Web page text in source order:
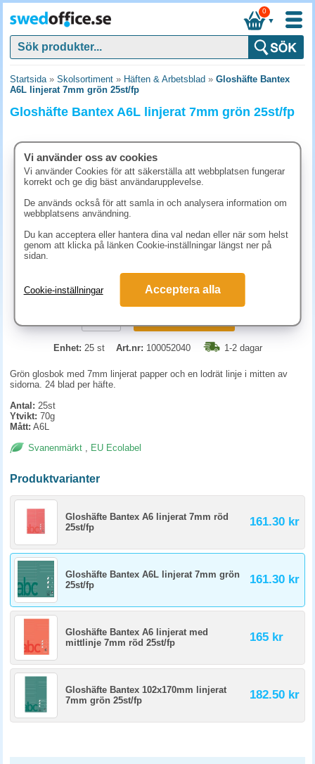
▼
0
Startsida» Skolsortiment » Häften & Arbetsblad » Gloshäfte Bantex
A6L linjerat 7mm grön 25st/fp
Gloshäfte Bantex A6L linjerat 7mm grön 25st/fp
161.30 kr (inkl. moms)
Enhet: 25 st Art.nr: 100052040 1-2 dagar
Grön glosbok med 7mm linjerat papper och en lodrät linje i mitten av
sidorna. 24 blad per häfte.
Antal: 25st
Ytvikt: 70g
Mått: A6L
Svanenmärkt , EU Ecolabel
Produktvarianter
Gloshäfte Bantex A6 linjerat 7mm röd
25st/fp
161.30 kr
Gloshäfte Bantex A6L linjerat 7mm grön
25st/fp
161.30 kr
Gloshäfte Bantex A6 linjerat med
mittlinje 7mm röd 25st/fp
165 kr
Gloshäfte Bantex 102x170mm linjerat
7mm grön 25st/fp
182.50 kr
Vi använder oss av cookies
Vi använder Cookies för att säkerställa att webbplatsen fungerar
korrekt och ge dig bäst användarupplevelse.
De används också för att samla in och analysera information om
webbplatsens användning.
Du kan acceptera eller hantera dina val nedan eller när som helst
genom att klicka på länken Cookie-inställningar längst ner på
sidan.
Cookie-inställningar Acceptera alla